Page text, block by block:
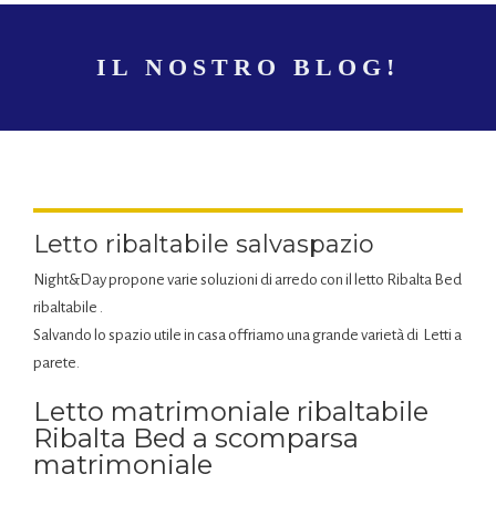
IL NOSTRO BLOG!
Letto ribaltabile salvaspazio
Night&Day propone varie soluzioni di arredo con il letto Ribalta Bed
ribaltabile .
Salvando lo spazio utile in casa offriamo una grande varietà di Letti a
parete.
Letto matrimoniale ribaltabile
Ribalta Bed a scomparsa
matrimoniale